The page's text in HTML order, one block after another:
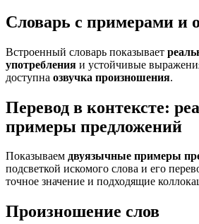
Словарь с примерами и
Встроенный словарь показывает
употребления и устойчивые
доступна озвучка произношения.
Перевод в контексте:
примеры предложений
Показываем двуязычные примеры
подсветкой искомого слова и его
точное значение и подходящие
Произношение слов